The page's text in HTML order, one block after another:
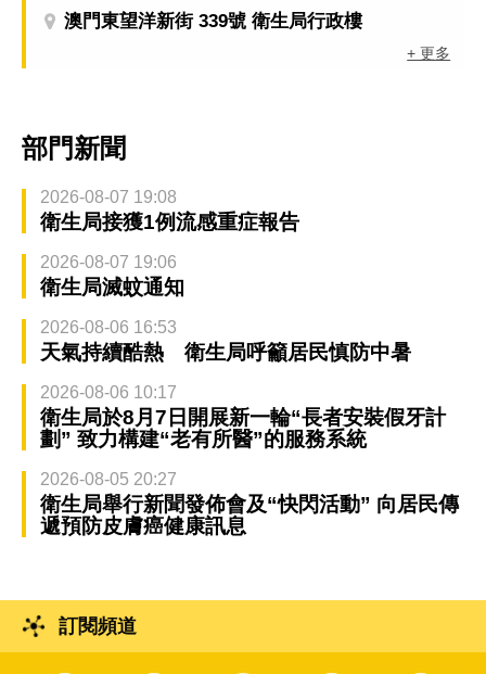
澳門東望洋新街 339號 衛生局行政樓
+ 更多
部門新聞
2026-08-07 19:08
衛生局接獲1例流感重症報告
2026-08-07 19:06
衛生局滅蚊通知
2026-08-06 16:53
天氣持續酷熱 衛生局呼籲居民慎防中暑
2026-08-06 10:17
衛生局於8月7日開展新一輪“長者安裝假牙計
劃” 致力構建“老有所醫”的服務系統
2026-08-05 20:27
衛生局舉行新聞發佈會及“快閃活動” 向居民傳
遞預防皮膚癌健康訊息
訂閱頻道